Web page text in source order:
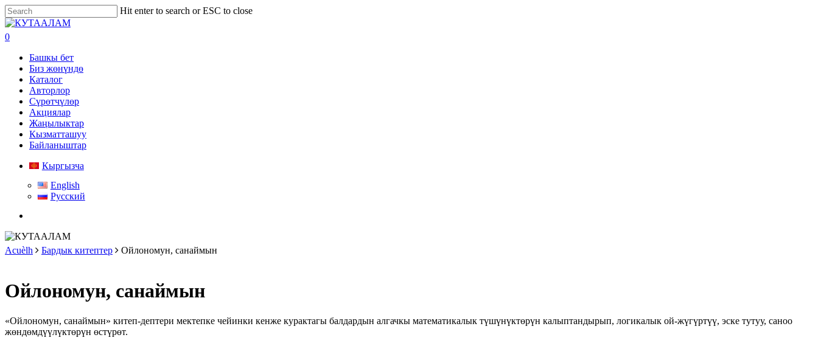
Skip
to
main
content
Hit enter to search or ESC to close
Close
Search
search
0
Башкы бет
Биз жөнүндө
Каталог
Авторлор
Сүрөтчүлөр
Акциялар
Жаңылыктар
Кызматташуу
Байланыштар
Кыргызча
English
Русский
Acuèlh Бардык китептер Ойлономун, санаймын
Ойлономун, санаймын
«Ойлономун, санаймын» китеп-дептери мектепке чейинки кенже курактагы балдардын алгачкы математикалык түшүнүктөрүн калыптандырып, логикалык ой-жүгүртүү, эске тутуу, саноо
жөндөмдүүлүктөрүн өстүрөт.